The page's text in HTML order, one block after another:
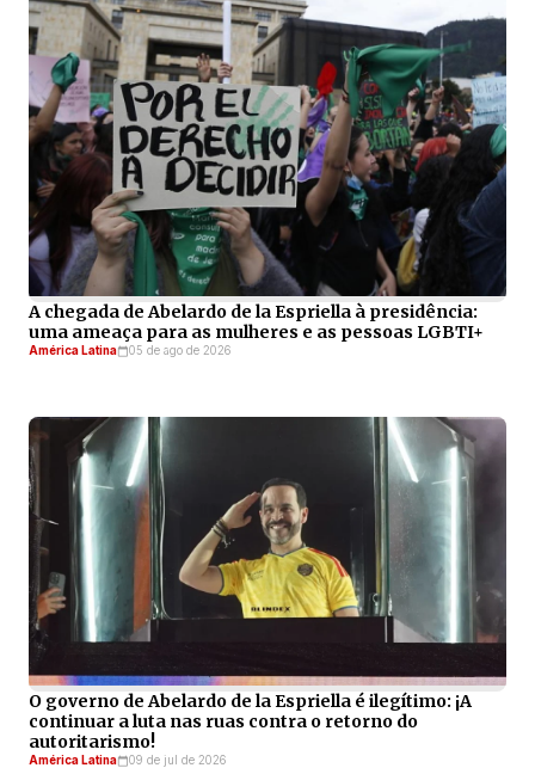
A chegada de Abelardo de la Espriella à presidência:
uma ameaça para as mulheres e as pessoas LGBTI+
América Latina 05 de ago de 2026
O governo de Abelardo de la Espriella é ilegítimo: ¡A
continuar a luta nas ruas contra o retorno do
autoritarismo!
América Latina 09 de jul de 2026